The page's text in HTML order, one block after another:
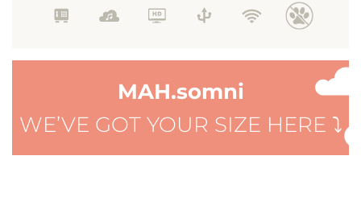
MAH.somni
WE’VE GOT YOUR SIZE HERE ⤵